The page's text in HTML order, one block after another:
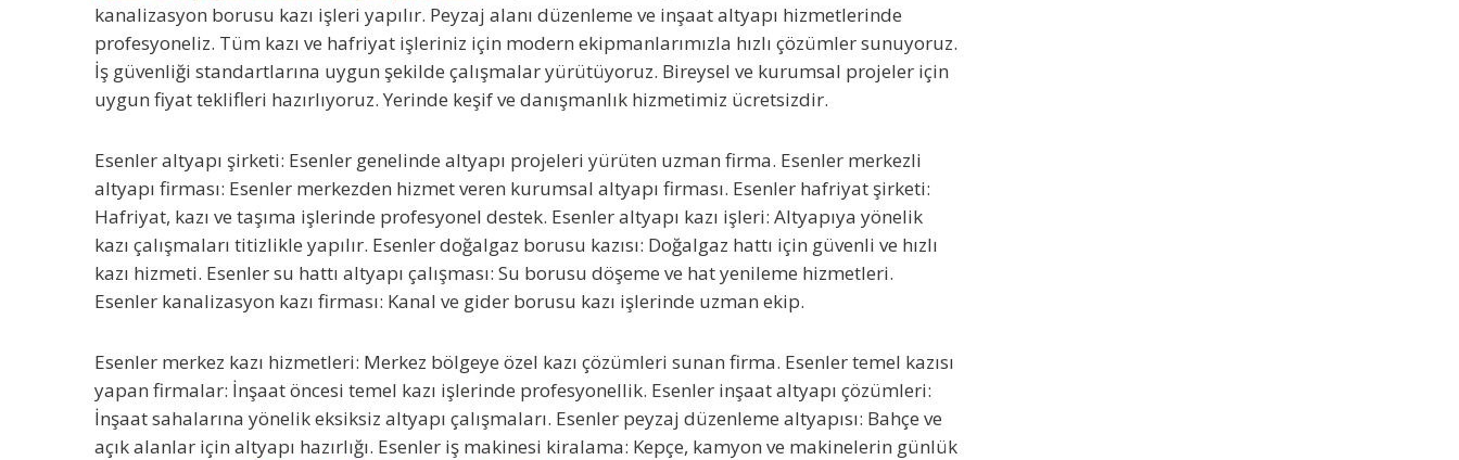
kanalizasyon borusu kazı işleri yapılır. Peyzaj alanı düzenleme ve inşaat altyapı hizmetlerinde
profesyoneliz. Tüm kazı ve hafriyat işleriniz için modern ekipmanlarımızla hızlı çözümler sunuyoruz.
İş güvenliği standartlarına uygun şekilde çalışmalar yürütüyoruz. Bireysel ve kurumsal projeler için
uygun fiyat teklifleri hazırlıyoruz. Yerinde keşif ve danışmanlık hizmetimiz ücretsizdir.
Esenler altyapı şirketi: Esenler genelinde altyapı projeleri yürüten uzman firma. Esenler merkezli
altyapı firması: Esenler merkezden hizmet veren kurumsal altyapı firması. Esenler hafriyat şirketi:
Hafriyat, kazı ve taşıma işlerinde profesyonel destek. Esenler altyapı kazı işleri: Altyapıya yönelik
kazı çalışmaları titizlikle yapılır. Esenler doğalgaz borusu kazısı: Doğalgaz hattı için güvenli ve hızlı
kazı hizmeti. Esenler su hattı altyapı çalışması: Su borusu döşeme ve hat yenileme hizmetleri.
Esenler kanalizasyon kazı firması: Kanal ve gider borusu kazı işlerinde uzman ekip.
Esenler merkez kazı hizmetleri: Merkez bölgeye özel kazı çözümleri sunan firma. Esenler temel kazısı
yapan firmalar: İnşaat öncesi temel kazı işlerinde profesyonellik. Esenler inşaat altyapı çözümleri:
İnşaat sahalarına yönelik eksiksiz altyapı çalışmaları. Esenler peyzaj düzenleme altyapısı: Bahçe ve
açık alanlar için altyapı hazırlığı. Esenler iş makinesi kiralama: Kepçe, kamyon ve makinelerin günlük